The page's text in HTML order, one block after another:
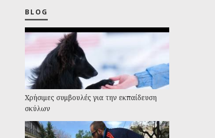
BLOG
Χρήσιμες συμβουλές για την εκπαίδευση
σκύλων